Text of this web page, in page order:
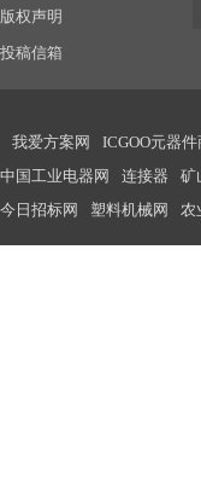
版权声明
投稿信箱
我爱方案网 ICGOO元器
中国工业电器网
连接器 矿
今日招标网
塑料机械网 农